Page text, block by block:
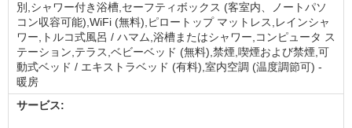
別,シャワー付き浴槽,セーフティボックス (客室内、ノートパソ
コン収容可能),WiFi (無料),ピロートップ マットレス,レインシャ
ワー,トルコ式風呂 / ハマム,浴槽またはシャワー,コンピュータ ス
テーション,テラス,ベビーベッド (無料),禁煙,喫煙および禁煙,可
動式ベッド / エキストラベッド (有料),室内空調 (温度調節可) -
暖房
サービス: